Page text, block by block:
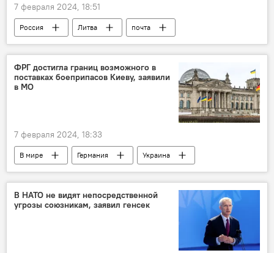
7 февраля 2024, 18:51
Россия Литва
почта
почтовые отправления
почтовое отправление
Общество
Европа
ФРГ достигла границ возможного в
поставках боеприпасов Киеву, заявили
в МО
7 февраля 2024, 18:33
В мире Германия
Украина
вооружение
В НАТО не видят непосредственной
угрозы союзникам, заявил генсек